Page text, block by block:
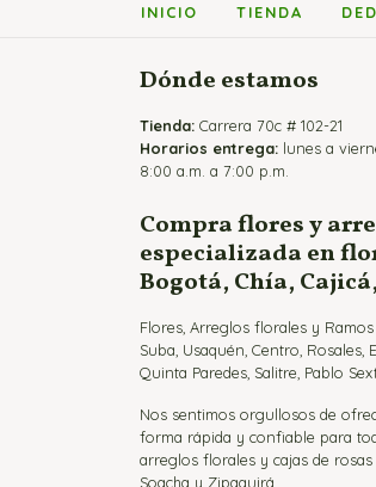
INICIO TIENDA
Dónde estamos
Tienda: Carrera 70c # 102-21
Horarios entrega: lunes a
8:00 a.m. a 7:00 p.m.
Compra flores y
especializada en
Bogotá, Chía,
Flores, Arreglos florales y
Suba, Usaquén, Centro, Rosales,
Quinta Paredes, Salitre, Pablo
Nos sentimos orgullosos de
forma rápida y confiable para
arreglos florales y cajas de rosas
Soacha y Zipaquirá.